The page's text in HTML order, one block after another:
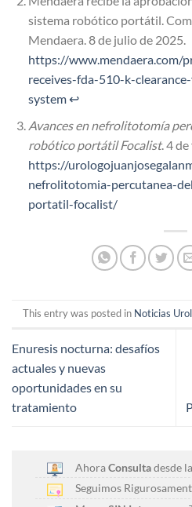
sistema robótico portátil.
Mendaera. 8 de julio de 2025.
https://www.mendaera.com/
receives-fda-510-k-
system ↩
Avances en nefrolitotomía
robótico portátil Focalist. 4
https://
nefrolitotomia-percutanea-
portatil-focalist/
This entry was posted in Noticias
Enuresis nocturna: desafíos
actuales y nuevas
oportunidades en su
tratamiento
AhoraConsultadesde la
Seguimos